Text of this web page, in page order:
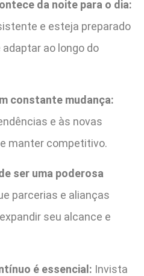
da noite para o dia:
e esteja preparado
ao longo do
constante mudança:
e às novas
manter competitivo.
ser uma poderosa
parcerias e alianças
seu alcance e
é essencial: Invista